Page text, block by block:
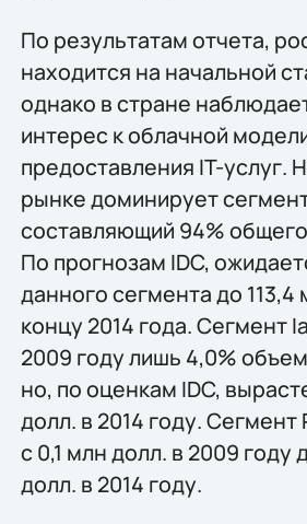
По результатам отчета,
находится на начальной
однако в стране
интерес к облачной
предоставления IT-услуг.
рынке доминирует
составляющий 94%
По прогнозам IDC,
данного сегмента до 113,4
концу 2014 года. Сегмент
2009 году лишь 4,0%
но, по оценкам IDC,
долл. в 2014 году. Сегмент
с 0,1 млн долл. в 2009 году
долл. в 2014 году.